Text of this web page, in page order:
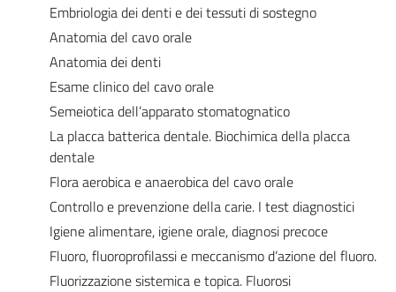
Embriologia dei denti e dei tessuti di sostegno
Anatomia del cavo orale
Anatomia dei denti
Esame clinico del cavo orale
Semeiotica dell’apparato stomatognatico
La placca batterica dentale. Biochimica della placca
dentale
Flora aerobica e anaerobica del cavo orale
Controllo e prevenzione della carie. I test diagnostici
Igiene alimentare, igiene orale, diagnosi precoce
Fluoro, fluoroprofilassi e meccanismo d’azione del fluoro.
Fluorizzazione sistemica e topica. Fluorosi